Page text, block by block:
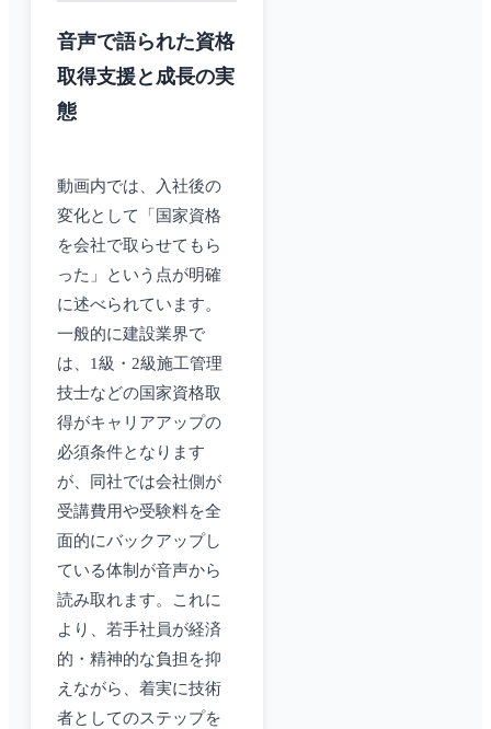
音声で語られた資格
取得支援と成長の実
態
動画内では、入社後の
変化として「国家資格
を会社で取らせてもら
った」という点が明確
に述べられています。
一般的に建設業界で
は、1級・2級施工管理
技士などの国家資格取
得がキャリアアップの
必須条件となります
が、同社では会社側が
受講費用や受験料を全
面的にバックアップし
ている体制が音声から
読み取れます。これに
より、若手社員が経済
的・精神的な負担を抑
えながら、着実に技術
者としてのステップを